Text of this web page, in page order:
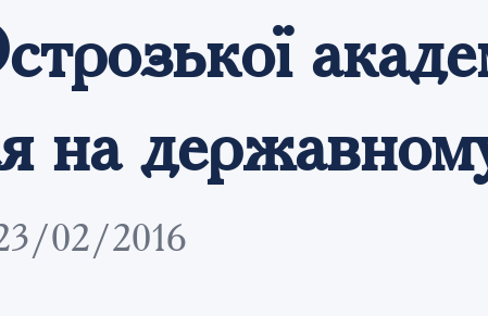
на
02/2016